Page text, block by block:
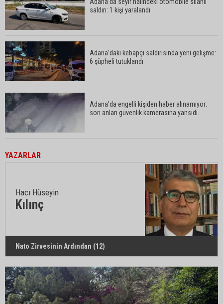
Adana’da seyir halindeki otomobile silahlı
saldırı: 1 kişi yaralandı
Adana’daki kebapçı saldırısında yeni gelişme:
6 şüpheli tutuklandı
Adana’da engelli kişiden haber alınamıyor:
son anları güvenlik kamerasına yansıdı.
YAZARLAR
Hacı Hüseyin
Kılınç
Nato Zirvesinin Ardından (12)